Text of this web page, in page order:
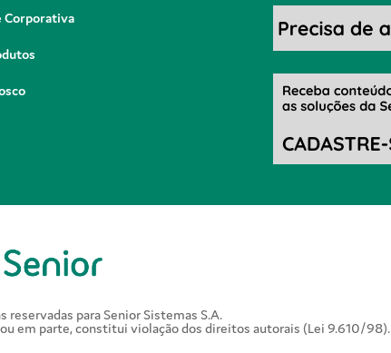
Corporativa
reservadas para Senior Sistemas S.A.
em parte, constitui violação dos direitos autorais (Lei 9.610/98).